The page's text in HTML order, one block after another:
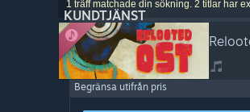
KUNDTJÄNST
1 träff matchade din sökning. 2 titlar har
Begränsa utifrån pris